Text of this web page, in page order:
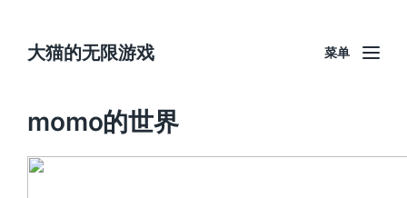
大猫的无限游戏 菜单
momo的世界